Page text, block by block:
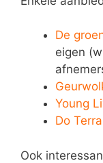
De
eigen
Young
Do Terra
Ook